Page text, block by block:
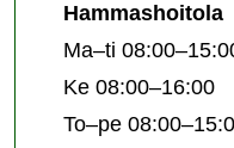
Hammashoitola
Ma–ti
Ke 08:00–16:00
To–pe